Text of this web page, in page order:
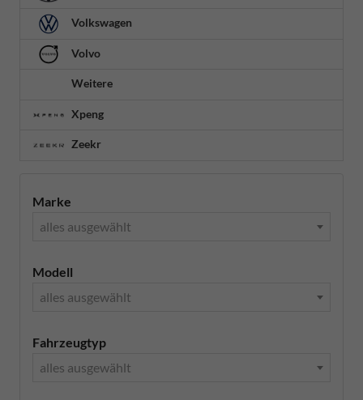
Volkswagen
Volvo
Weitere
Xpeng
Zeekr
Marke
alles ausgewählt
Modell
alles ausgewählt
Fahrzeugtyp
alles ausgewählt